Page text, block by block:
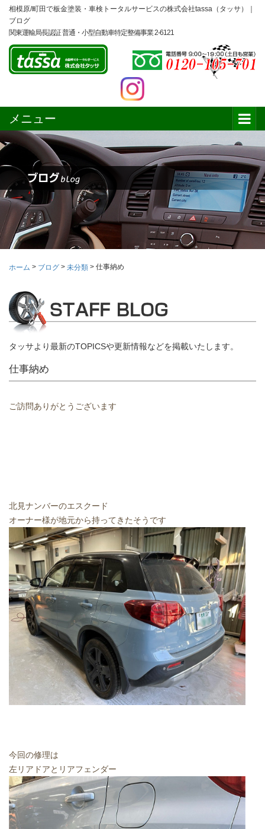
相模原/町田で板金塗装・車検トータルサービスの株式会社tassa（タッサ）｜
ブログ
関東運輸局長認証 普通・小型自動車特定整備事業 2-6121
メニュー
ホーム > ブログ > 未分類 > 仕事納め
タッサより最新のTOPICSや更新情報などを掲載いたします。
仕事納め
ご訪問ありがとうございます
北見ナンバーのエスクード
オーナー様が地元から持ってきたそうです
今回の修理は
左リアドアとリアフェンダー